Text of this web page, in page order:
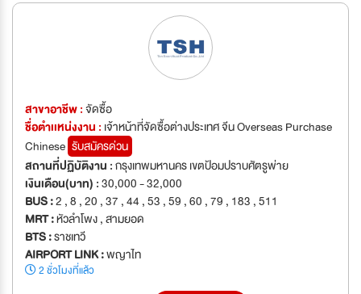
สาขาอาชีพ :จัดซื้อ
ชื่อตำเเหน่งงาน : เจ้าหน้าที่จัดซื้อต่างประเทศ จีน Overseas Purchase
Chinese รับสมัครด่วน
สถานที่ปฏิบัติงาน :กรุงเทพมหานคร เขตป้อมปราบศัตรูพ่าย
เงินเดือน(บาท) :30,000 - 32,000
BUS :2 , 8 , 20 , 37 , 44 , 53 , 59 , 60 , 79 , 183 , 511
MRT :หัวลำโพง , สามยอด
BTS :ราชเทวี
AIRPORT LINK :พญาไท
2 ชั่วโมงที่แล้ว